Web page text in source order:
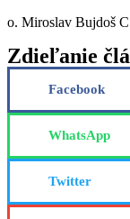
o. Miroslav Bujdoš
Zdieľanie
Facebook
WhatsApp
Twitter